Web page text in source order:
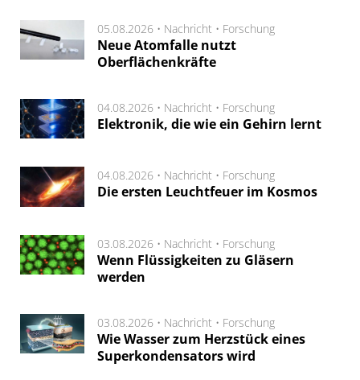
05.08.2026 • Nachricht • Forschung
Neue Atomfalle nutzt
Oberflächenkräfte
04.08.2026 • Nachricht • Forschung
Elektronik, die wie ein Gehirn lernt
04.08.2026 • Nachricht • Forschung
Die ersten Leuchtfeuer im Kosmos
03.08.2026 • Nachricht • Forschung
Wenn Flüssigkeiten zu Gläsern
werden
03.08.2026 • Nachricht • Forschung
Wie Wasser zum Herzstück eines
Superkondensators wird